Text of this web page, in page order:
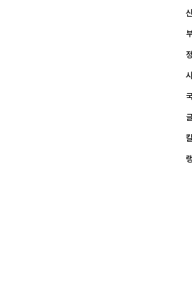
[모집-3기-] 돈버는 트레이딩 투